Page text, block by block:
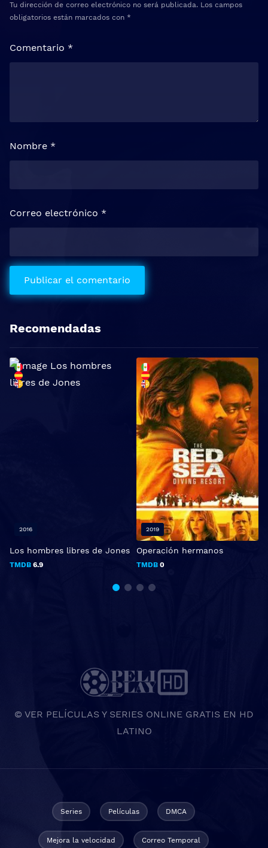
Tu dirección de correo electrónico no será publicada. Los campos
obligatorios están marcados con *
Comentario *
Nombre *
Correo electrónico *
Recomendadas
Los hombres libres de Jones
TMDB 6.9
2016
Operación hermanos
TMDB 0
2019
© VER PELÍCULAS Y SERIES ONLINE GRATIS EN HD
LATINO
Series Películas DMCA
Mejora la velocidad Correo Temporal